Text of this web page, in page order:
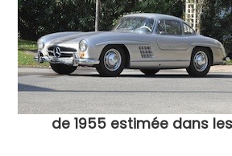
de 1955 estimée dans